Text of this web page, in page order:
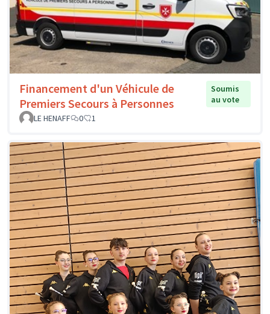
Financement d'un Véhicule de
Premiers Secours à Personnes
Soumis
au vote
LE HENAFF
0 1